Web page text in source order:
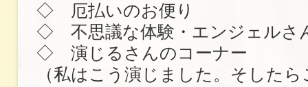
◇ 厄払いのお便り
◇ 不思議な体験・エンジェルさ
◇ 演じるさんのコーナー
（私はこう演じました。そした